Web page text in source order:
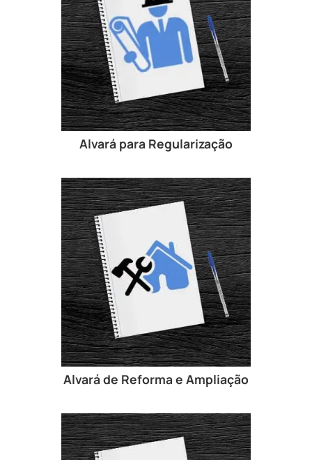
Alvará para Regularização
Alvará de Reforma e Ampliação